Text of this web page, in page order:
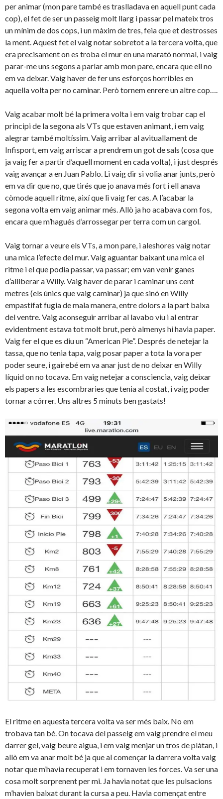
per animar (mon pare també es traslladava en aquell punt cada
cop), el fet de ser un passeig molt llarg i passar pel mateix tros
un mínim de dos cops, i un màxim de tres, feia que et destrosses
la ment. Aquest fet el vaig notar sobretot a la tercera volta, que
era precisament on es troba el mur en una marató normal, i vaig
parar-me uns segons a parlar amb mon pare, encara que ell no
em va deixar. Vaig haver de fer uns esforços horribles en
aquella volta per no caminar. Però tornem enrere un altre cop….
Vaig acabar molt bé la primera volta i em vaig trobar cap el
principi de la segona als VTs que estaven animant, i em vaig
alegrar també moltíssim. Vaig arribar al avituallament de
Infisport, em vaig arriscar a prendrem un got de sals (cosa que
ja vaig fer a partir d’aquell moment en cada volta), i just després
vaig avançar a en Juan Pablo. Li vaig dir si volia anar junts, però
em va dir que no, que tirés que jo anava més fort i ell anava
còmode aquell ritme, així que li vaig fer cas. A l’acabar la
segona volta em vaig animar més. Allò ja ho acabava com fos,
encara que m’hagués d’arrossegar per terra com un cargol.
Vaig tornar a veure els VTs, a mon pare, i aleshores vaig notar
una mica l’efecte del mur. Vaig aguantar baixant una mica el
ritme i el que podia passar, va passar; em van venir ganes
d’alliberar a Willy. Vaig haver de parar i caminar uns cent
metres (els únics que vaig caminar) ja que sinó en Willy
empastifat fugia de mala manera, entre dolors a la part baixa
del ventre. Vaig aconseguir arribar al lavabo viu i al entrar
evidentment estava tot molt brut, però almenys hi havia paper.
Vaig fer el que es diu un “American Pie”. Després de netejar la
tassa, que no tenia tapa, vaig posar paper a tota la vora per
poder seure, i gairebé em va anar just de no deixar en Willy
líquid on no tocava. Em vaig netejar a consciencia, vaig deixar
els papers a les escombraries que tenia al costat, i vaig poder
tornar a córrer. Uns altres 5 minuts ben gastats!
El ritme en aquesta tercera volta va ser més baix. No em
trobava tan bé. On tocava del passeig em vaig prendre el meu
darrer gel, vaig beure aigua, i em vaig menjar un tros de plàtan, i
allò em va anar molt bé ja que al començar la darrera volta vaig
notar que m’havia recuperat i em tornaven les forces. Va ser una
cosa molt sorprenent per mi. Ja havia notat que les pulsacions
m’havien baixat durant la cursa a peu. Havia començat entre